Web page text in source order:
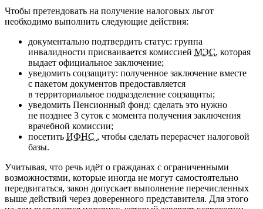
Чтобы претендовать на получение налоговых льгот
необходимо выполнить следующие действия:
документально подтвердить статус: группа
инвалидности присваивается комиссией МЭС, которая
выдает официальное заключение;
уведомить соцзащиту: полученное заключение вместе
с пакетом документов предоставляется
в территориальное подразделение соцзащиты;
уведомить Пенсионный фонд: сделать это нужно
не позднее 3 суток с момента получения заключения
врачебной комиссии;
посетить ИФНС , чтобы сделать перерасчет налоговой
базы.
Учитывая, что речь идёт о гражданах с ограниченными
возможностями, которые иногда не могут самостоятельно
передвигаться, закон допускает выполнение перечисленных
выше действий через доверенного представителя. Для этого